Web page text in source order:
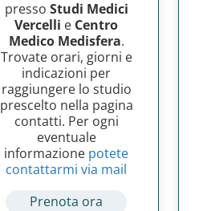
presso Studi Medici
Vercelli e Centro
Medico Medisfera.
Trovate orari, giorni e
indicazioni per
raggiungere lo studio
prescelto nella pagina
contatti. Per ogni
eventuale
informazione potete
contattarmi via mail
Prenota ora